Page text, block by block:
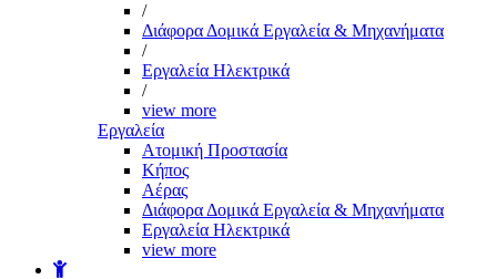
/
Διάφορα Δομικά Εργαλεία & Μηχανήματα
/
Εργαλεία Ηλεκτρικά
/
view more
Εργαλεία
Aτομική Προστασία
Kήπος
Αέρας
Διάφορα Δομικά Εργαλεία & Μηχανήματα
Εργαλεία Ηλεκτρικά
view more